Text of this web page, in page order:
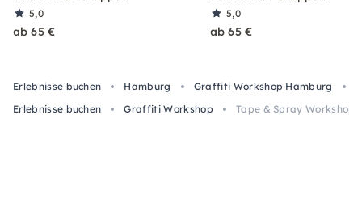
5,0
ab 65 €
5,0
ab 65 €
Erlebnisse buchen Hamburg Graffiti Workshop Hamburg
Erlebnisse buchen
Graffiti Workshop Tape & Spray